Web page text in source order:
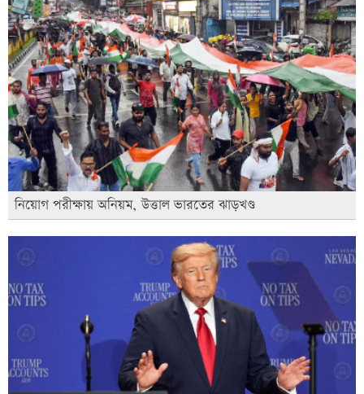
নিয়োগ পরীক্ষায় অনিয়ম, উত্তাল ভারতের ঝাড়খণ্ড